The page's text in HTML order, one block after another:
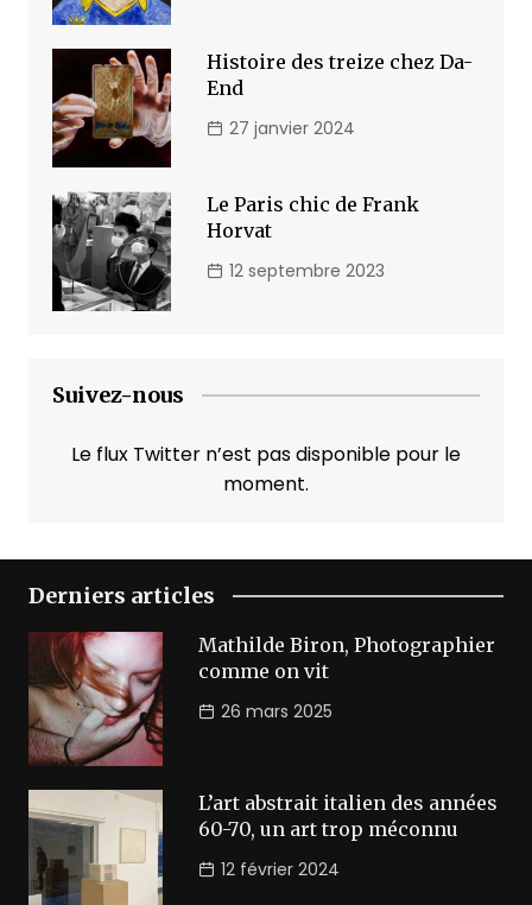
Histoire des treize chez Da-
End
27 janvier 2024
Le Paris chic de Frank
Horvat
12 septembre 2023
Suivez-nous
Le flux Twitter n’est pas disponible pour le
moment.
Derniers articles
Mathilde Biron, Photographier
comme on vit
26 mars 2025
L’art abstrait italien des années
60-70, un art trop méconnu
12 février 2024